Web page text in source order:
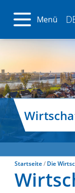
Menü
Startseite Die